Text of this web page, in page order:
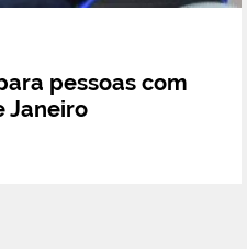
pessoas com
Janeiro​​